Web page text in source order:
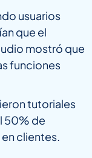
usuarios
que el
mostró que
funciones
tutoriales
50% de
clientes.